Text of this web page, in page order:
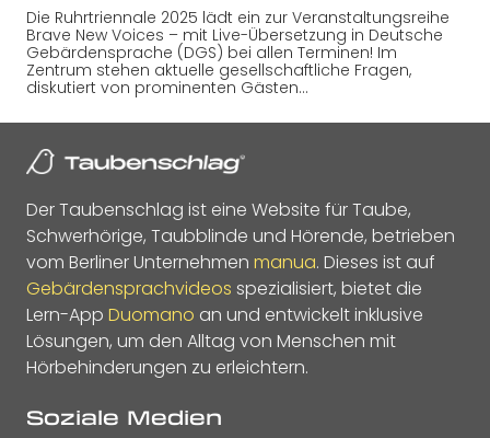
Die Ruhrtriennale 2025 lädt ein zur Veranstaltungsreihe
Brave New Voices – mit Live-Übersetzung in Deutsche
Gebärdensprache (DGS) bei allen Terminen! Im
Zentrum stehen aktuelle gesellschaftliche Fragen,
diskutiert von prominenten Gästen…
Der Taubenschlag ist eine Website für Taube,
Schwerhörige, Taubblinde und Hörende, betrieben
vom Berliner Unternehmen manua. Dieses ist auf
Gebärdensprachvideos spezialisiert, bietet die
Lern-App Duomano an und entwickelt inklusive
Lösungen, um den Alltag von Menschen mit
Hörbehinderungen zu erleichtern.
Soziale Medien